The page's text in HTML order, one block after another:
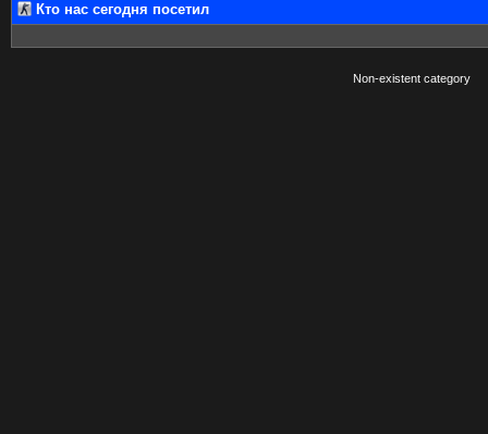
Кто нас сегодня посетил
Non-existent category